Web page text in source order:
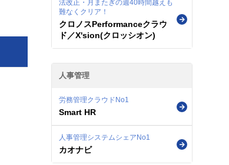
法改正・月またぎの週40時間越えも
難なくクリア！
クロノスPerformanceクラウ
ド／X'sion(クロッシオン)
人事管理
労務管理クラウドNo1
Smart HR
人事管理システムシェアNo1
カオナビ